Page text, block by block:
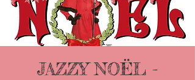
JAZZY NOËL -